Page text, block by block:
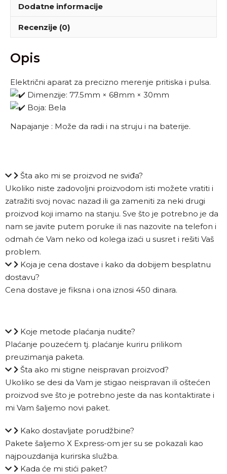
Dodatne informacije
Recenzije (0)
Opis
Električni aparat za precizno merenje pritiska i pulsa.
Dimenzije: 77.5mm × 68mm × 30mm
Boja: Bela
Napajanje : Može da radi i na struju i na baterije.
Šta ako mi se proizvod ne sviđa?
Ukoliko niste zadovoljni proizvodom isti možete vratiti i
zatražiti svoj novac nazad ili ga zameniti za neki drugi
proizvod koji imamo na stanju. Sve što je potrebno je da
nam se javite putem poruke ili nas nazovite na telefon i
odmah će Vam neko od kolega izaći u susret i rešiti Vaš
problem.
Koja je cena dostave i kako da dobijem besplatnu
dostavu?
Cena dostave je fiksna i ona iznosi 450 dinara.
Koje metode plaćanja nudite?
Plaćanje pouzećem tj. plaćanje kuriru prilikom
preuzimanja paketa.
Šta ako mi stigne neispravan proizvod?
Ukoliko se desi da Vam je stigao neispravan ili oštećen
proizvod sve što je potrebno jeste da nas kontaktirate i
mi Vam šaljemo novi paket.
Kako dostavljate porudžbine?
Pakete šaljemo X Express-om jer su se pokazali kao
najpouzdanija kurirska služba.
Kada će mi stići paket?